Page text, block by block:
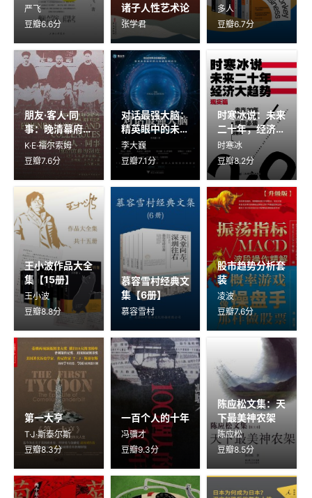
严飞
豆瓣6.6分
诸子人性艺术论
张学君
多人
豆瓣6.7分
朋友·客人·同
事：晚清幕府制
度研究
K·E·福尔索姆
豆瓣7.6分
对话最强大脑：
精英眼中的未来
世界
李大巍
豆瓣7.1分
时寒冰说：未来
二十年，经济大
趋势（现实篇）
时寒冰
豆瓣8.2分
王小波作品大全
集【15册】
王小波
豆瓣8.8分
慕容雪村经典文
集【6册】
慕容雪村
股市趋势分析套
装
凌波
豆瓣7.6分
第一大亨
T·J·斯泰尔斯
豆瓣8.3分
一百个人的十年
冯骥才
豆瓣9.3分
陈应松文集：天
下最美神农架
陈应松
豆瓣8.5分